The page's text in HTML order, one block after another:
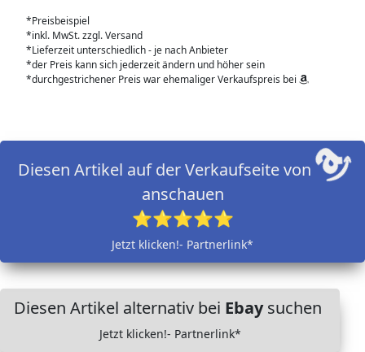
*Preisbeispiel
*inkl. MwSt. zzgl. Versand
*Lieferzeit unterschiedlich - je nach Anbieter
*der Preis kann sich jederzeit ändern und höher sein
*durchgestrichener Preis war ehemaliger Verkaufspreis bei
Diesen Artikel auf der Verkaufseite von
anschauen
⭐⭐⭐⭐⭐
Jetzt klicken!- Partnerlink*
Diesen Artikel alternativ bei Ebaysuchen
Jetzt klicken!- Partnerlink*